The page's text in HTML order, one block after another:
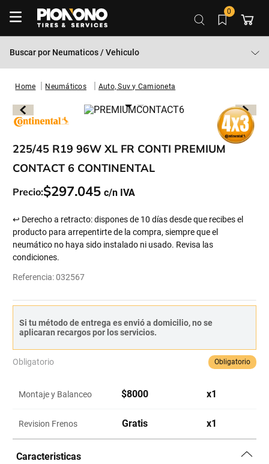
0
Buscar por Neumaticos / Vehiculo
Neumáticos Auto, Suv y Camioneta
225/45 R19 96W XL FR CONTI PREMIUM
CONTACT 6 CONTINENTAL
Precio:$297.045
↩ Derecho a retracto: dispones de 10 días desde que recibes el
producto para arrepentirte de la compra, siempre que el
neumático no haya sido instalado ni usado. Revisa las
condiciones.
Referencia:032567
Si tu método de entrega es envió a domicilio, no se
aplicaran recargos por los servicios.
Obligatorio Obligatorio
Montaje y Balanceo $8000 x1
Revision Frenos Gratis x1
Caracteristicas